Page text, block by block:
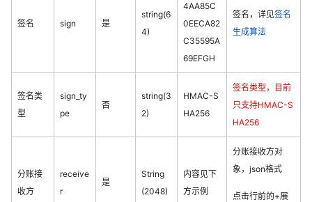
签名 sign 是
string(6
4)
4AA85C
0EECA82
C35595A
69EFGH
签名，详见签名
生成算法
签名类
型
sign_ty
pe
否
string(3
2)
HMAC-S
HA256
签名类型，目前
只支持HMAC-S
HA256
分账接
收方
receive
r
是
String
(2048)
内容见下
方示例
分账接收方对
象，json格式
点击行前的+展